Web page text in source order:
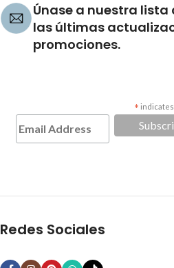
Únase a nuestra
las últimas
promociones.
*
Redes Sociales